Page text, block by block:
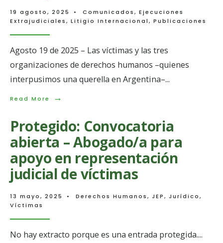
del
el
19 agosto, 2025 • Comunicados, Ejecuciones
Extrajudiciales, Litigio Internacional, Publicaciones
Agosto 19 de 2025 – Las víctimas y las tres
organizaciones de derechos humanos –quienes
interpusimos una querella en Argentina–...
Read More →
Read
Colombia
no
existen
ni
entidades
con
para
Vélez
Protegido: Convocatoria
abierta – Abogado/a para
apoyo en representación
judicial de víctimas
13 mayo, 2025 • Derechos Humanos, JEP, Jurídico,
Víctimas
No hay extracto porque es una entrada protegida....